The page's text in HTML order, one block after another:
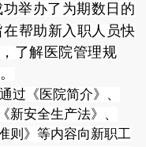
举办了为期数日的
帮助新入职人员快
了解医院管理规
过《医院简介》、
新安全生产法》、
则》等内容向新职工